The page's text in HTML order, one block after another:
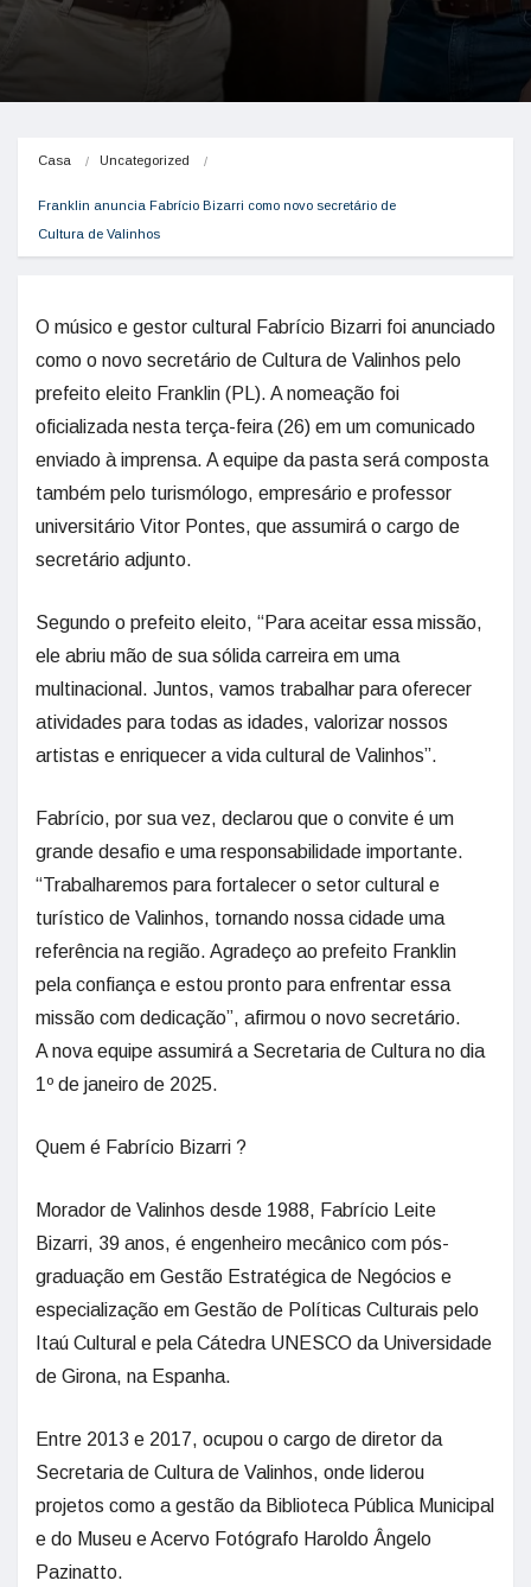
Casa Uncategorized
Franklin anuncia Fabrício Bizarri como novo secretário de
Cultura de Valinhos
O músico e gestor cultural Fabrício Bizarri foi anunciado
como o novo secretário de Cultura de Valinhos pelo
prefeito eleito Franklin (PL). A nomeação foi
oficializada nesta terça-feira (26) em um comunicado
enviado à imprensa. A equipe da pasta será composta
também pelo turismólogo, empresário e professor
universitário Vitor Pontes, que assumirá o cargo de
secretário adjunto.
Segundo o prefeito eleito, “Para aceitar essa missão,
ele abriu mão de sua sólida carreira em uma
multinacional. Juntos, vamos trabalhar para oferecer
atividades para todas as idades, valorizar nossos
artistas e enriquecer a vida cultural de Valinhos”.
Fabrício, por sua vez, declarou que o convite é um
grande desafio e uma responsabilidade importante.
“Trabalharemos para fortalecer o setor cultural e
turístico de Valinhos, tornando nossa cidade uma
referência na região. Agradeço ao prefeito Franklin
pela confiança e estou pronto para enfrentar essa
missão com dedicação”, afirmou o novo secretário.
A nova equipe assumirá a Secretaria de Cultura no dia
1º de janeiro de 2025.
Quem é Fabrício Bizarri ?
Morador de Valinhos desde 1988, Fabrício Leite
Bizarri, 39 anos, é engenheiro mecânico com pós-
graduação em Gestão Estratégica de Negócios e
especialização em Gestão de Políticas Culturais pelo
Itaú Cultural e pela Cátedra UNESCO da Universidade
de Girona, na Espanha.
Entre 2013 e 2017, ocupou o cargo de diretor da
Secretaria de Cultura de Valinhos, onde liderou
projetos como a gestão da Biblioteca Pública Municipal
e do Museu e Acervo Fotógrafo Haroldo Ângelo
Pazinatto.